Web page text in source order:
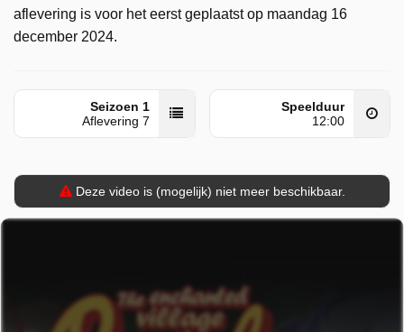
aflevering is voor het eerst geplaatst op maandag 16
december 2024.
Seizoen 1
Aflevering 7
Speelduur
12:00
Deze video is (mogelijk) niet meer beschikbaar.